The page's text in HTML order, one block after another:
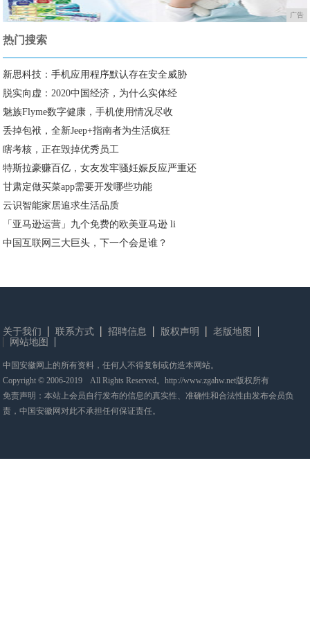
广告
热门搜索
新思科技：手机应用程序默认存在安全威胁
脱实向虚：2020中国经济，为什么实体经
魅族Flyme数字健康，手机使用情况尽收
丢掉包袱，全新Jeep+指南者为生活疯狂
瞎考核，正在毁掉优秀员工
特斯拉豪赚百亿，女友发牢骚妊娠反应严重还
甘肃定做买菜app需要开发哪些功能
云识智能家居追求生活品质
「亚马逊运营」九个免费的欧美亚马逊 li
中国互联网三大巨头，下一个会是谁？
关于我们 联系方式 招聘信息 版权声明
老版地图
网站地图
中国安徽网上的所有资料，任何人不得复制或仿造本网站。
Copyright © 2006-2019 All Rights Reserved。http://www.zgahw.net版权所有
免责声明：本站上会员自行发布的信息的真实性、准确性和合法性由发布会员负
责，中国安徽网对此不承担任何保证责任。